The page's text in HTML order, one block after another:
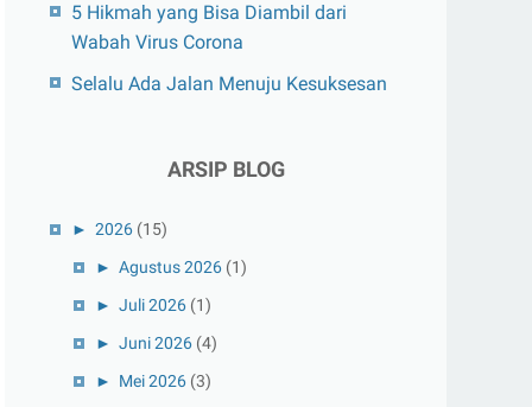
5 Hikmah yang Bisa Diambil dari
Wabah Virus Corona
Selalu Ada Jalan Menuju Kesuksesan
ARSIP BLOG
► 2026 (15)
► Agustus 2026 (1)
► Juli 2026 (1)
► Juni 2026 (4)
► Mei 2026 (3)